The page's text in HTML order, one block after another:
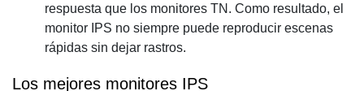
respuesta que los monitores TN. Como resultado, el
monitor IPS no siempre puede reproducir escenas
rápidas sin dejar rastros.
Los mejores monitores IPS